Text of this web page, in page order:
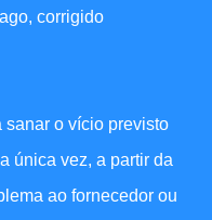
corrigido
sanar o vício previsto
única vez, a partir da
ao fornecedor ou